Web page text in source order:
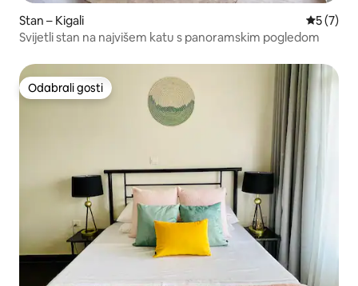
Stan – Kigali
5 (7)
Svijetli stan na najvišem katu s panoramskim pogledom
Odabrali gosti
Odabrali gosti